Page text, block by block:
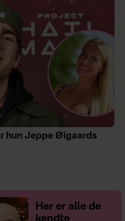
hun Jeppe Ølgaards
Her er alle de
kendte